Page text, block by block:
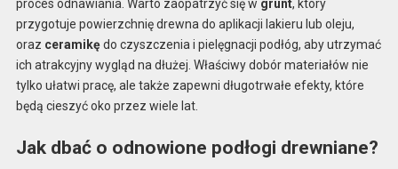
proces odnawiania. Warto zaopatrzyć się w grunt, który
przygotuje powierzchnię drewna do aplikacji lakieru lub oleju,
oraz ceramikędo czyszczenia i pielęgnacji podłóg, aby utrzymać
ich atrakcyjny wygląd na dłużej. Właściwy dobór materiałów nie
tylko ułatwi pracę, ale także zapewni długotrwałe efekty, które
będą cieszyć oko przez wiele lat.
Jak dbać o odnowione podłogi drewniane?